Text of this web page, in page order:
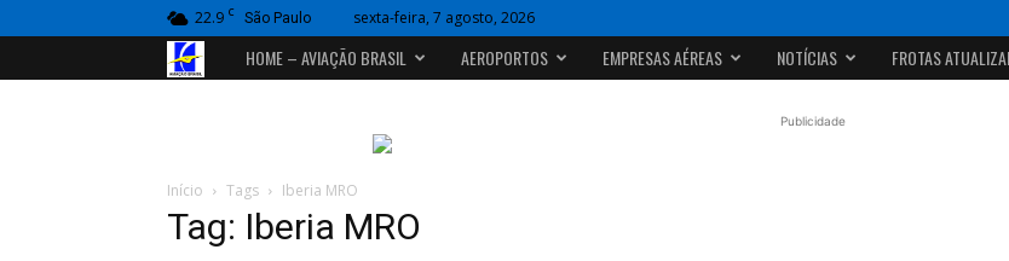
22.9 C São Paulo sexta-feira, 7 agosto, 2026
Portal
HOME – AVIAÇÃO BRASIL AEROPORTOS EMPRESAS AÉREAS NOTÍCIAS FROTAS
Publicidade
Início Tags Iberia MRO
Tag: Iberia MRO